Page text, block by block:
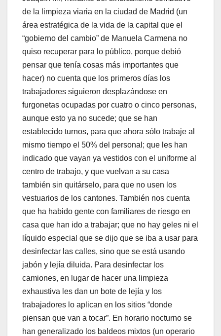
de la limpieza viaria en la ciudad de Madrid (un
área estratégica de la vida de la capital que el
“gobierno del cambio” de Manuela Carmena no
quiso recuperar para lo público, porque debió
pensar que tenía cosas más importantes que
hacer) no cuenta que los primeros días los
trabajadores siguieron desplazándose en
furgonetas ocupadas por cuatro o cinco personas,
aunque esto ya no sucede; que se han
establecido turnos, para que ahora sólo trabaje al
mismo tiempo el 50% del personal; que les han
indicado que vayan ya vestidos con el uniforme al
centro de trabajo, y que vuelvan a su casa
también sin quitárselo, para que no usen los
vestuarios de los cantones. También nos cuenta
que ha habido gente con familiares de riesgo en
casa que han ido a trabajar; que no hay geles ni el
líquido especial que se dijo que se iba a usar para
desinfectar las calles, sino que se está usando
jabón y lejía diluida. Para desinfectar los
camiones, en lugar de hacer una limpieza
exhaustiva les dan un bote de lejía y los
trabajadores lo aplican en los sitios “donde
piensan que van a tocar”. En horario nocturno se
han generalizado los baldeos mixtos (un operario